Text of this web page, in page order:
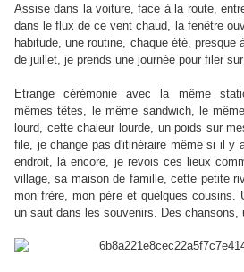
Assise dans la voiture, face à la route,
dans le flux de ce vent chaud, la fenêtre
habitude, une routine, chaque été,
de juillet, je prends une journée pour filer
Etrange cérémonie avec la même
mêmes têtes, le même sandwich, le
lourd, cette chaleur lourde, un poids sur
file, je change pas d'itinéraire même si il y
endroit, là encore, je revois ces lieux
village, sa maison de famille, cette petite
mon frère, mon père et quelques cousins.
un saut dans les souvenirs. Des chansons,